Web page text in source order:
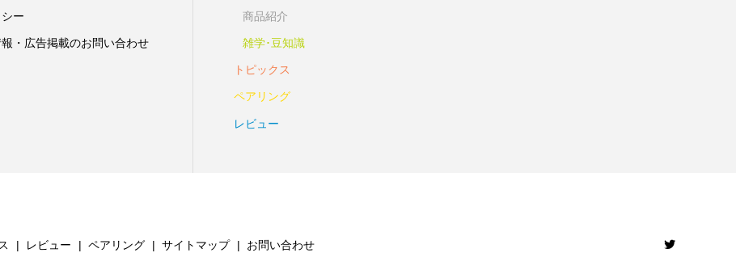
ー
・広告掲載のお問い合わせ
商品紹介
雑学･豆知識
トピックス
ペアリング
レビュー
レビュー ペアリング サイトマップ お問い合わせ